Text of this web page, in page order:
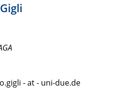
- at - uni-due.de